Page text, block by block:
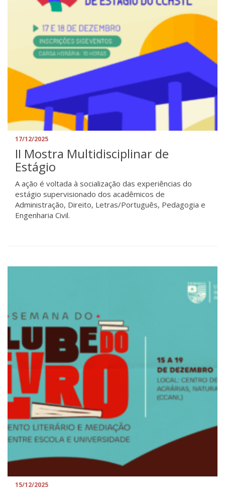
17/12/2025
II Mostra Multidisciplinar de
Estágio
A ação é voltada à socialização das experiências do
estágio supervisionado dos acadêmicos de
Administração, Direito, Letras/Português, Pedagogia e
Engenharia Civil.
15/12/2025